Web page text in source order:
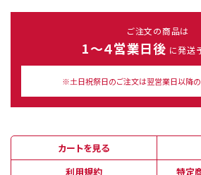
ご注文の商品は
1～４営業日後 に発送
※土日祝祭日のご注文は翌営業日以降の
カートを見る
利用規約
特定